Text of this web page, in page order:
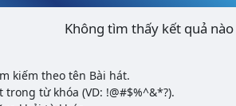
Không tìm thấy kết quả nào
kiếm theo tên Bài hát.
từ khóa (VD: !@#$%^&*?).